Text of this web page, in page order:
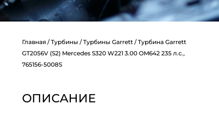
Главная/Турбины /Турбины Garrett/ Турбина Garrett
GT2056V (S2) Mercedes S320 W221 3.00 OM642 235 л.с.,
765156-5008S
ОПИСАНИЕ